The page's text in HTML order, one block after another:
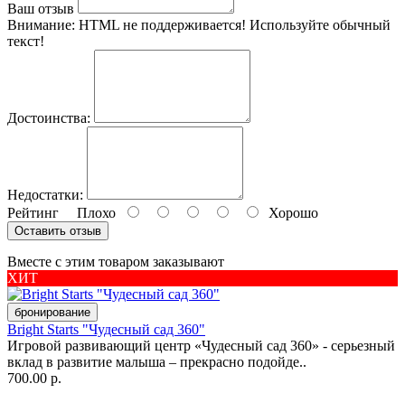
Ваш отзыв
Внимание: HTML не поддерживается! Используйте обычный
текст!
Достоинства:
Недостатки:
Рейтинг Плохо Хорошо
Оставить отзыв
Вместе с этим товаром заказывают
ХИТ
бронирование
Bright Starts "Чудесный сад 360"
Игровой развивающий центр «Чудесный сад 360» - серьезный
вклад в развитие малыша – прекрасно подойде..
700.00 р.